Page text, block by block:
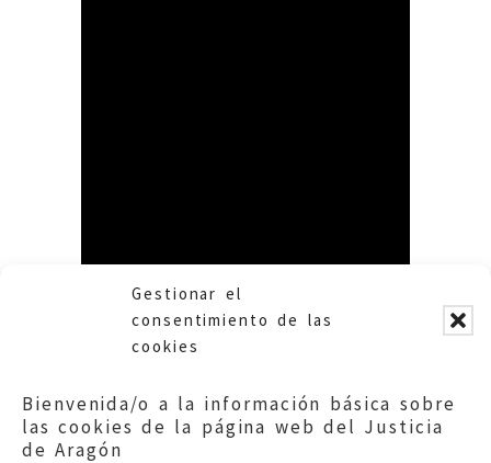
Gestionar el
consentimiento de las
cookies
Bienvenida/o a la información básica sobre
las cookies de la página web del Justicia
de Aragón